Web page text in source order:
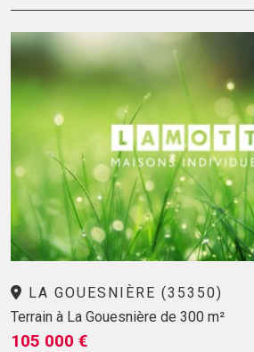
LA GOUESNIÈRE (35350)
Terrain à La Gouesnière de 300 m²
105 000 €